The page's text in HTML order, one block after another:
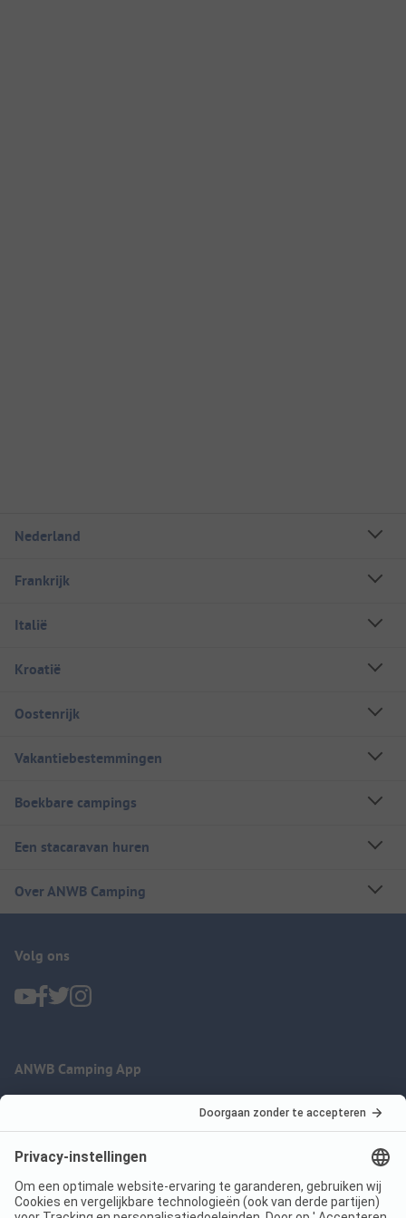
Nederland
Frankrijk
Italië
Kroatië
Oostenrijk
Vakantiebestemmingen
Boekbare campings
Een stacaravan huren
Over ANWB Camping
Volg ons
ANWB Camping App